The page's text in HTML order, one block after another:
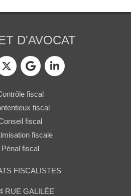
D'AVOCAT
fiscal
fiscal
fiscal
fiscale
Pénal fiscal
FISCALISTES
RUE GALILÉE